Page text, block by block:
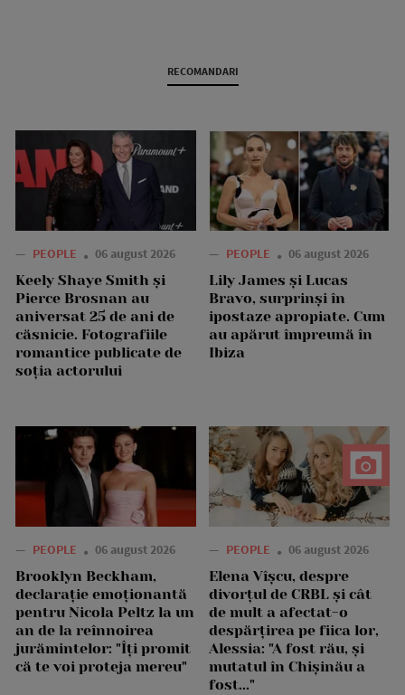
RECOMANDARI
— PEOPLE 06 august 2026
Keely Shaye Smith și
Pierce Brosnan au
aniversat 25 de ani de
căsnicie. Fotografiile
romantice publicate de
soția actorului
— PEOPLE 06 august 2026
Lily James și Lucas
Bravo, surprinși în
ipostaze apropiate. Cum
au apărut împreună în
Ibiza
— PEOPLE 06 august 2026
Brooklyn Beckham,
declarație emoționantă
pentru Nicola Peltz la un
an de la reînnoirea
jurămintelor: "Îți promit
că te voi proteja mereu"
— PEOPLE 06 august 2026
Elena Vîșcu, despre
divorțul de CRBL și cât
de mult a afectat-o
despărțirea pe fiica lor,
Alessia: "A fost rău, și
mutatul în Chișinău a
fost..."